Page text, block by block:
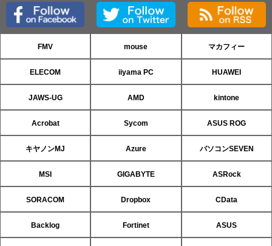
FMV mouse マカフィー
ELECOM iiyama PC HUAWEI
JAWS-UG AMD kintone
Acrobat Sycom ASUS ROG
キヤノンMJ Azure パソコンSEVEN
MSI GIGABYTE ASRock
SORACOM Dropbox CData
Backlog Fortinet ASUS